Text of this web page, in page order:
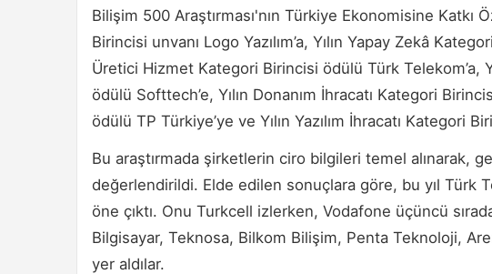
Bilişim 500 Araştırması'nın Türkiye Ekonomisine Katkı
Birincisi unvanı Logo Yazılım’a, Yılın Yapay Zekâ
Üretici Hizmet Kategori Birincisi ödülü Türk Telekom’a,
ödülü Softtech’e, Yılın Donanım İhracatı Kategori
ödülü TP Türkiye’ye ve Yılın Yazılım İhracatı Kategori
Bu araştırmada şirketlerin ciro bilgileri temel alınarak,
değerlendirildi. Elde edilen sonuçlara göre, bu yıl Türk
öne çıktı. Onu Turkcell izlerken, Vodafone üçüncü
Bilgisayar, Teknosa, Bilkom Bilişim, Penta Teknoloji,
yer aldılar.